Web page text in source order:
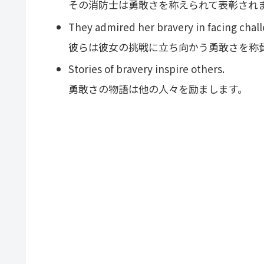
その消防士は勇敢さを称えられて表彰され
They admired her bravery in facing
彼らは彼女の挑戦に立ち向かう勇敢さを称
Stories of bravery inspire others.
勇敢さの物語は他の人々を励まします。